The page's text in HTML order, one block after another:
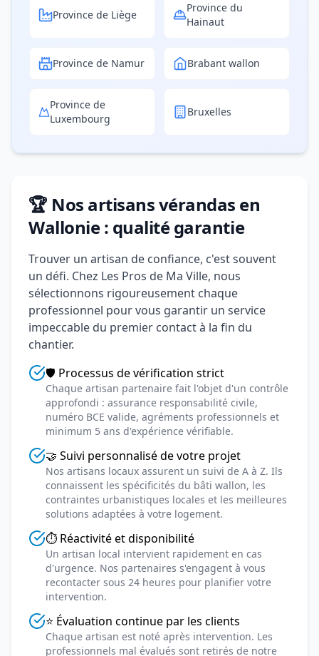
Province de Liège
Province du
Hainaut
Province de Namur Brabant wallon
Province de
Luxembourg
Bruxelles
🏆 Nos artisans vérandas en
Wallonie : qualité garantie
Trouver un artisan de confiance, c'est souvent
un défi. Chez Les Pros de Ma Ville, nous
sélectionnons rigoureusement chaque
professionnel pour vous garantir un service
impeccable du premier contact à la fin du
chantier.
🛡️ Processus de vérification strict
Chaque artisan partenaire fait l'objet d'un contrôle
approfondi : assurance responsabilité civile,
numéro BCE valide, agréments professionnels et
minimum 5 ans d'expérience vérifiable.
🤝 Suivi personnalisé de votre projet
Nos artisans locaux assurent un suivi de A à Z. Ils
connaissent les spécificités du bâti wallon, les
contraintes urbanistiques locales et les meilleures
solutions adaptées à votre logement.
⏱️ Réactivité et disponibilité
Un artisan local intervient rapidement en cas
d'urgence. Nos partenaires s'engagent à vous
recontacter sous 24 heures pour planifier votre
intervention.
⭐ Évaluation continue par les clients
Chaque artisan est noté après intervention. Les
professionnels mal évalués sont retirés de notre